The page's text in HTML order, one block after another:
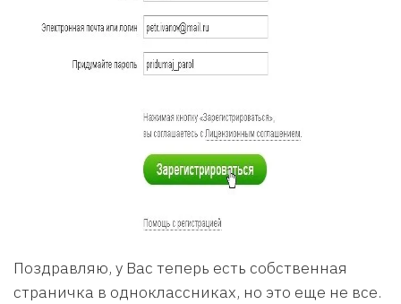
Поздравляю, у Вас теперь есть собственная
страничка в одноклассниках, но это еще не все.